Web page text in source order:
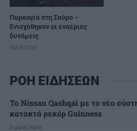
Πυρκαγιά στη Σκύρο –
Ενισχύθηκαν οι εναέριες
δυνάμεις
06/08/2026
ΡΟΗ ΕΙΔΗΣΕΩΝ
Το Nissan Qashqai με το νέο
κατακτά ρεκόρ Guinness
3 ώρες πριν